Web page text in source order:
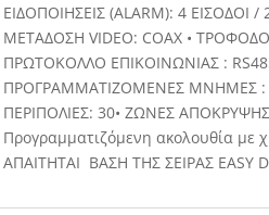
ΕΙΔΟΠΟΙΗΣΕΙΣ (ALARM): 4 ΕΙΣΟΔΟΙ
ΜΕΤΑΔΟΣΗ VIDEO: COAX •
ΠΡΩΤΟΚΟΛΛΟ ΕΠΙΚΟΙΝΩΝΙΑΣ :
ΠΡΟΓΡΑΜΜΑΤΙΖΟΜΕΝΕΣ ΜΝΗΜΕΣ :
ΠΕΡΙΠΟΛΙΕΣ: 30• ΖΩΝΕΣ
Προγραμματιζόμενη ακολουθία με
ΑΠΑΙΤΗΤΑΙ ΒΑΣΗ ΤΗΣ ΣΕΙΡΑΣ EASY